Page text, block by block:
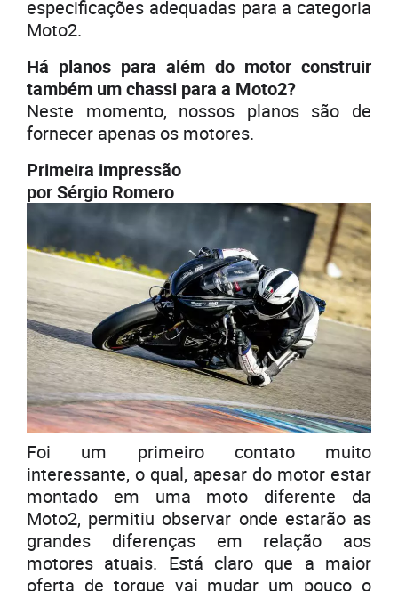
especificações adequadas para a categoria
Moto2.
Há planos para além do motor construir
também um chassi para a Moto2?
Neste momento, nossos planos são de
fornecer apenas os motores.
Primeira impressão
por Sérgio Romero
Foi um primeiro contato muito
interessante, o qual, apesar do motor estar
montado em uma moto diferente da
Moto2, permitiu observar onde estarão as
grandes diferenças em relação aos
motores atuais. Está claro que a maior
oferta de torque vai mudar um pouco o